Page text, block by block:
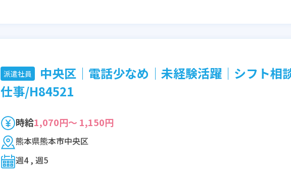
派遣社員
中央区│電話少なめ│未経験活躍│シフト相
仕事/H84521
時給1,070円～ 1,150円
熊本県熊本市中央区
週4 , 週5